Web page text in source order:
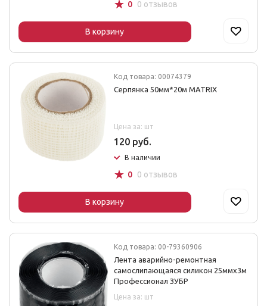
☆ 0 0 отзывов
В корзину
Код товара: 00074379
Серпянка 50мм*20м MATRIX
Цена за: шт
120 руб.
В наличии
☆ 0 0 отзывов
В корзину
Код товара: 00-79360906
Лента аварийно-ремонтная
самослипающаяся силикон 25ммх3м
Профессионал ЗУБР
Цена за: шт